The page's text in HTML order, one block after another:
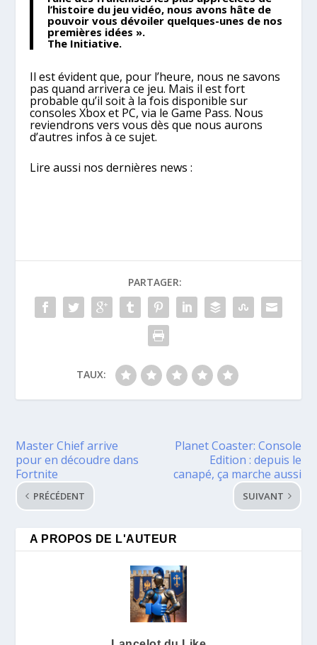
l’histoire du jeu vidéo, nous avons hâte de
pouvoir vous dévoiler quelques-unes de nos
premières idées ».
The Initiative.
Il est évident que, pour l’heure, nous ne savons
pas quand arrivera ce jeu. Mais il est fort
probable qu’il soit à la fois disponible sur
consoles Xbox et PC, via le Game Pass. Nous
reviendrons vers vous dès que nous aurons
d’autres infos à ce sujet.
Lire aussi nos dernières news :
PARTAGER:
TAUX:
Master Chief arrive
pour en découdre dans
Fortnite
PRÉCÉDENT
Planet Coaster: Console
Edition : depuis le
canapé, ça marche aussi
SUIVANT
A PROPOS DE L'AUTEUR